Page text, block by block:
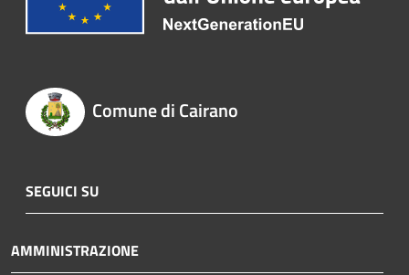
Comune di Cairano
SEGUICI SU
AMMINISTRAZIONE